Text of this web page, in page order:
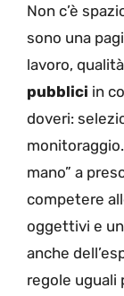
Non c’è
sono una
lavoro,
pubblici in
doveri:
mano” a
competere
oggettivi e
anche
regole uguali